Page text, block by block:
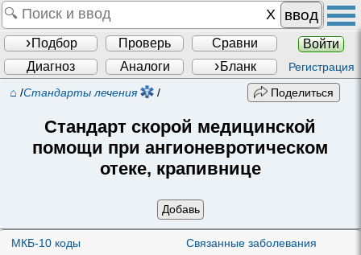
ввод
Подбор Проверь Сравни
Войти
Диагноз
Аналоги Бланк Регистрация
⌂ /Стандарты лечения / Поделиться
Стандарт скорой медицинской
помощи при ангионевротическом
отеке, крапивнице
Добавь
МКБ-10 коды
Связанные заболевания